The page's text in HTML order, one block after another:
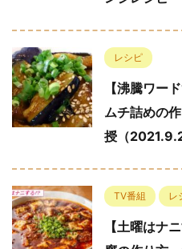
レシピ
【沸騰ワー
ムチ詰めの
授（
TV番組 レ
【土曜はナ